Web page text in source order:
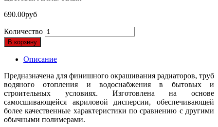
690.00руб
Количество
В корзину
Описание
Предназначена для финишного окрашивания радиаторов, труб
водяного отопления и водоснабжения в бытовых и
строительных условиях. Изготовлена на основе
самосшивающейся акриловой дисперсии, обеспечивающей
более качественные характеристики по сравнению с другими
обычными полимерами.